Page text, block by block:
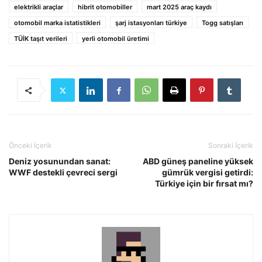
elektrikli araçlar hibrit otomobiller
mart 2025 araç kaydı
otomobil marka istatistikleri
şarj istasyonları türkiye
Togg satışları
TÜİK taşıt verileri
yerli otomobil üretimi
Önceki İçerik
Deniz yosunundan sanat:
WWF destekli çevreci sergi
Sonraki İçerik
ABD güneş paneline yüksek
gümrük vergisi getirdi:
Türkiye için bir fırsat mı?